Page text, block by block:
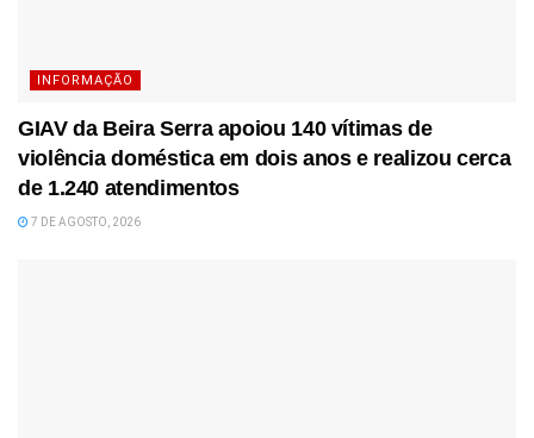
INFORMAÇÃO
GIAV da Beira Serra apoiou 140 vítimas de
violência doméstica em dois anos e realizou cerca
de 1.240 atendimentos
7 DE AGOSTO, 2026